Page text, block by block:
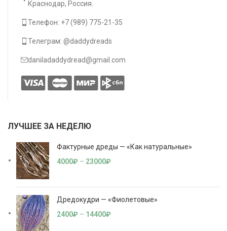
Краснодар, Россия.
Телефон: +7 (989) 775-21-35
Телеграм: @daddydreads
daniladaddydread@gmail.com
ЛУЧШЕЕ ЗА НЕДЕЛЮ
Фактурные дреды — «Как натуральные»
4000₽ – 23000₽
Дредокудри — «Фиолетовые»
2400₽ – 14400₽